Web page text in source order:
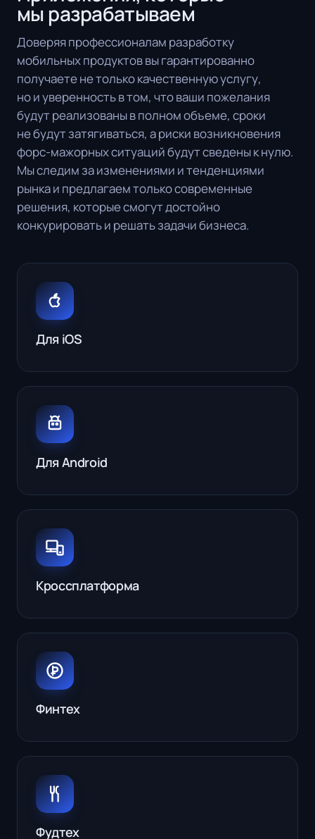
мы разрабатываем
Доверяя профессионалам разработку
мобильных продуктов вы гарантированно
получаете не только качественную услугу,
но и уверенность в том, что ваши пожелания
будут реализованы в полном объеме, сроки
не будут затягиваться, а риски возникновения
форс-мажорных ситуаций будут сведены к нулю.
Мы следим за изменениями и тенденциями
рынка и предлагаем только современные
решения, которые смогут достойно
конкурировать и решать задачи бизнеса.
Для iOS
Для Android
Кроссплатформа
Финтех
Фудтех